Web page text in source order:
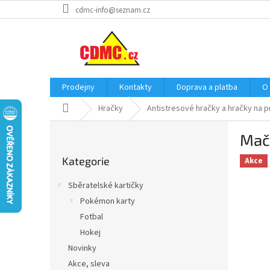
na
cdmc-info@seznam.cz
Prodejny Kontakty Doprava a platba O
Domů Hračky Antistresové hračky a hračky na
kategorie
Kategorie
Sběratelské kartičky
Pokémon karty
Fotbal
Hokej
Novinky
Akce, sleva
Akce